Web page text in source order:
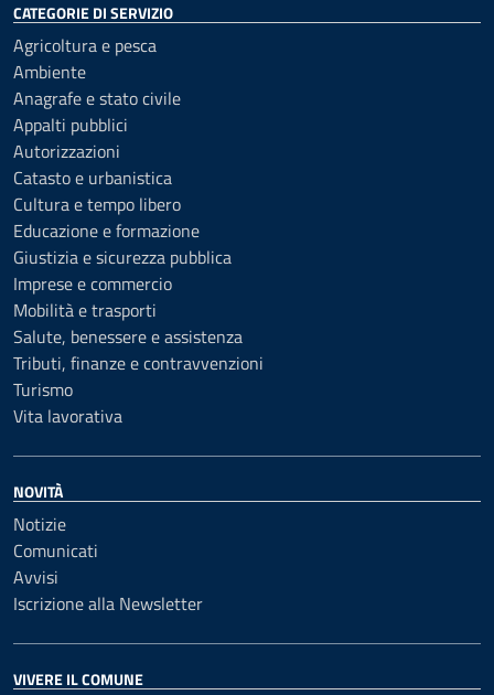
CATEGORIE DI SERVIZIO
Agricoltura e pesca
Ambiente
Anagrafe e stato civile
Appalti pubblici
Autorizzazioni
Catasto e urbanistica
Cultura e tempo libero
Educazione e formazione
Giustizia e sicurezza pubblica
Imprese e commercio
Mobilità e trasporti
Salute, benessere e assistenza
Tributi, finanze e contravvenzioni
Turismo
Vita lavorativa
NOVITÀ
Notizie
Comunicati
Avvisi
Iscrizione alla Newsletter
VIVERE IL COMUNE